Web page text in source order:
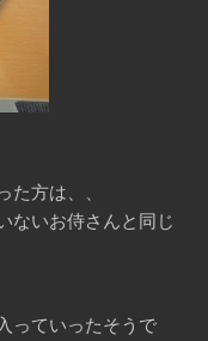
た方は、、
ないお侍さんと同じ
っていったそうで